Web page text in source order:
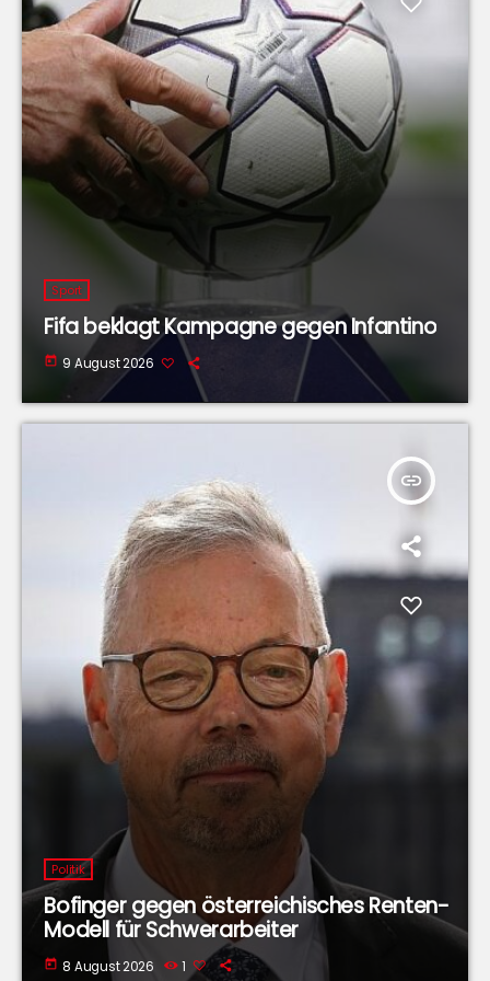
Sport
Fifa beklagt Kampagne gegen Infantino
today 9 August 2026
insert_link
Politik
Bofinger gegen österreichisches Renten-
Modell für Schwerarbeiter
today 8 August 2026 1